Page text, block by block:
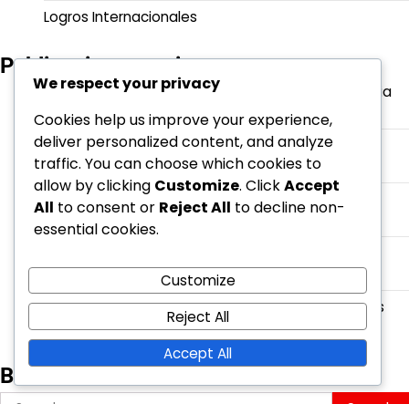
Logros Internacionales
Publicaciones recientes
Zvonimir Boban: Biografía, Desarrollo juvenil, Historia
personal
Ivan Perišić: Subcampeón de la Copa del Mundo,
Títulos de Club, Logros Goleadores
Mario Mandžukić: Raíces familiares, Aspiraciones
tempranas, Trayectoria personal
contribuciones en la Euro, rol defensivo
Ante Rebić: Emergente internacional, Actuaciones
clave, Impacto en el equipo
Buscar
We respect your privacy
Cookies help us improve your experience,
deliver personalized content, and analyze
traffic. You can choose which cookies to
allow by clicking Customize. ClickAccept
All to consent or Reject All to decline non-
essential cookies.
Customize
Reject All
Accept All